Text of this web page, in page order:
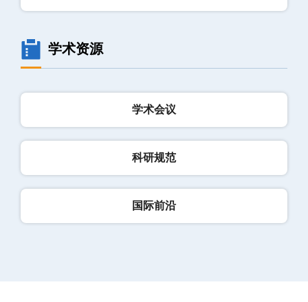
学术资源
学术会议
科研规范
国际前沿